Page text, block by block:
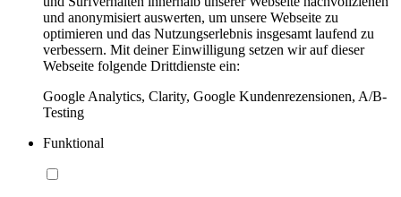
und anonymisiert auswerten, um unsere Webseite zu
optimieren und das Nutzungserlebnis insgesamt laufend zu
verbessern. Mit deiner Einwilligung setzen wir auf dieser
Webseite folgende Drittdienste ein:
Google Analytics, Clarity, Google Kundenrezensionen, A/B-
Testing
Funktional